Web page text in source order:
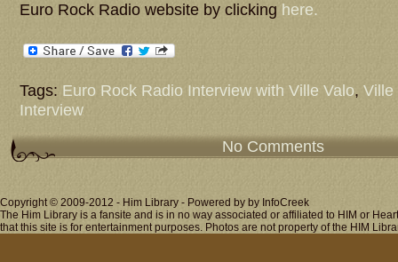
Euro Rock Radio website by clicking here.
Tags: Euro Rock Radio Interview with Ville Valo, Ville
Interview
No Comments
Copyright © 2009-2012 - Him Library - Powered by by InfoCreek
The Him Library is a fansite and is in no way associated or affiliated to HIM or
that this site is for entertainment purposes. Photos are not property of the HIM